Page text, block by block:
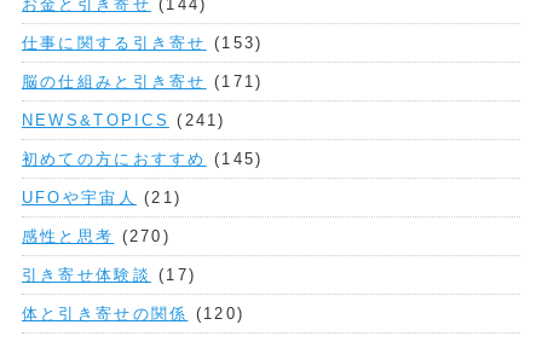
お金と引き寄せ (144)
仕事に関する引き寄せ (153)
脳の仕組みと引き寄せ (171)
NEWS&TOPICS (241)
初めての方におすすめ (145)
UFOや宇宙人 (21)
感性と思考 (270)
引き寄せ体験談 (17)
体と引き寄せの関係 (120)